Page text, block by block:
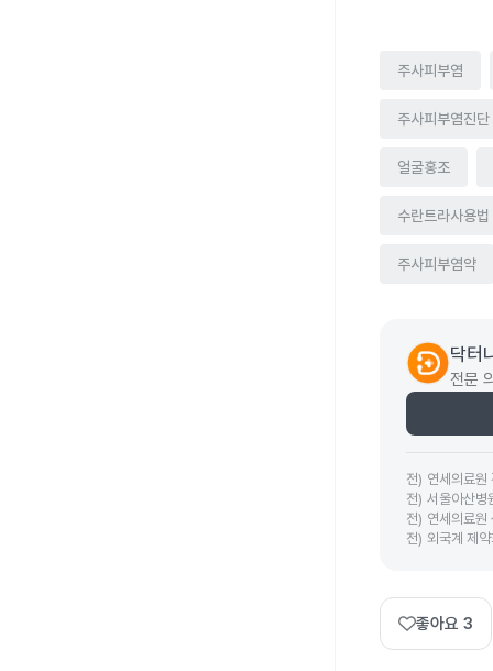
주사피부염
주사피부염진단
얼굴홍조
수란트라사용법
주사피부염약
닥터
전문
전) 연세의료원
전) 서울아산병
전) 연세의료원
전) 외국계 제
좋아요 3